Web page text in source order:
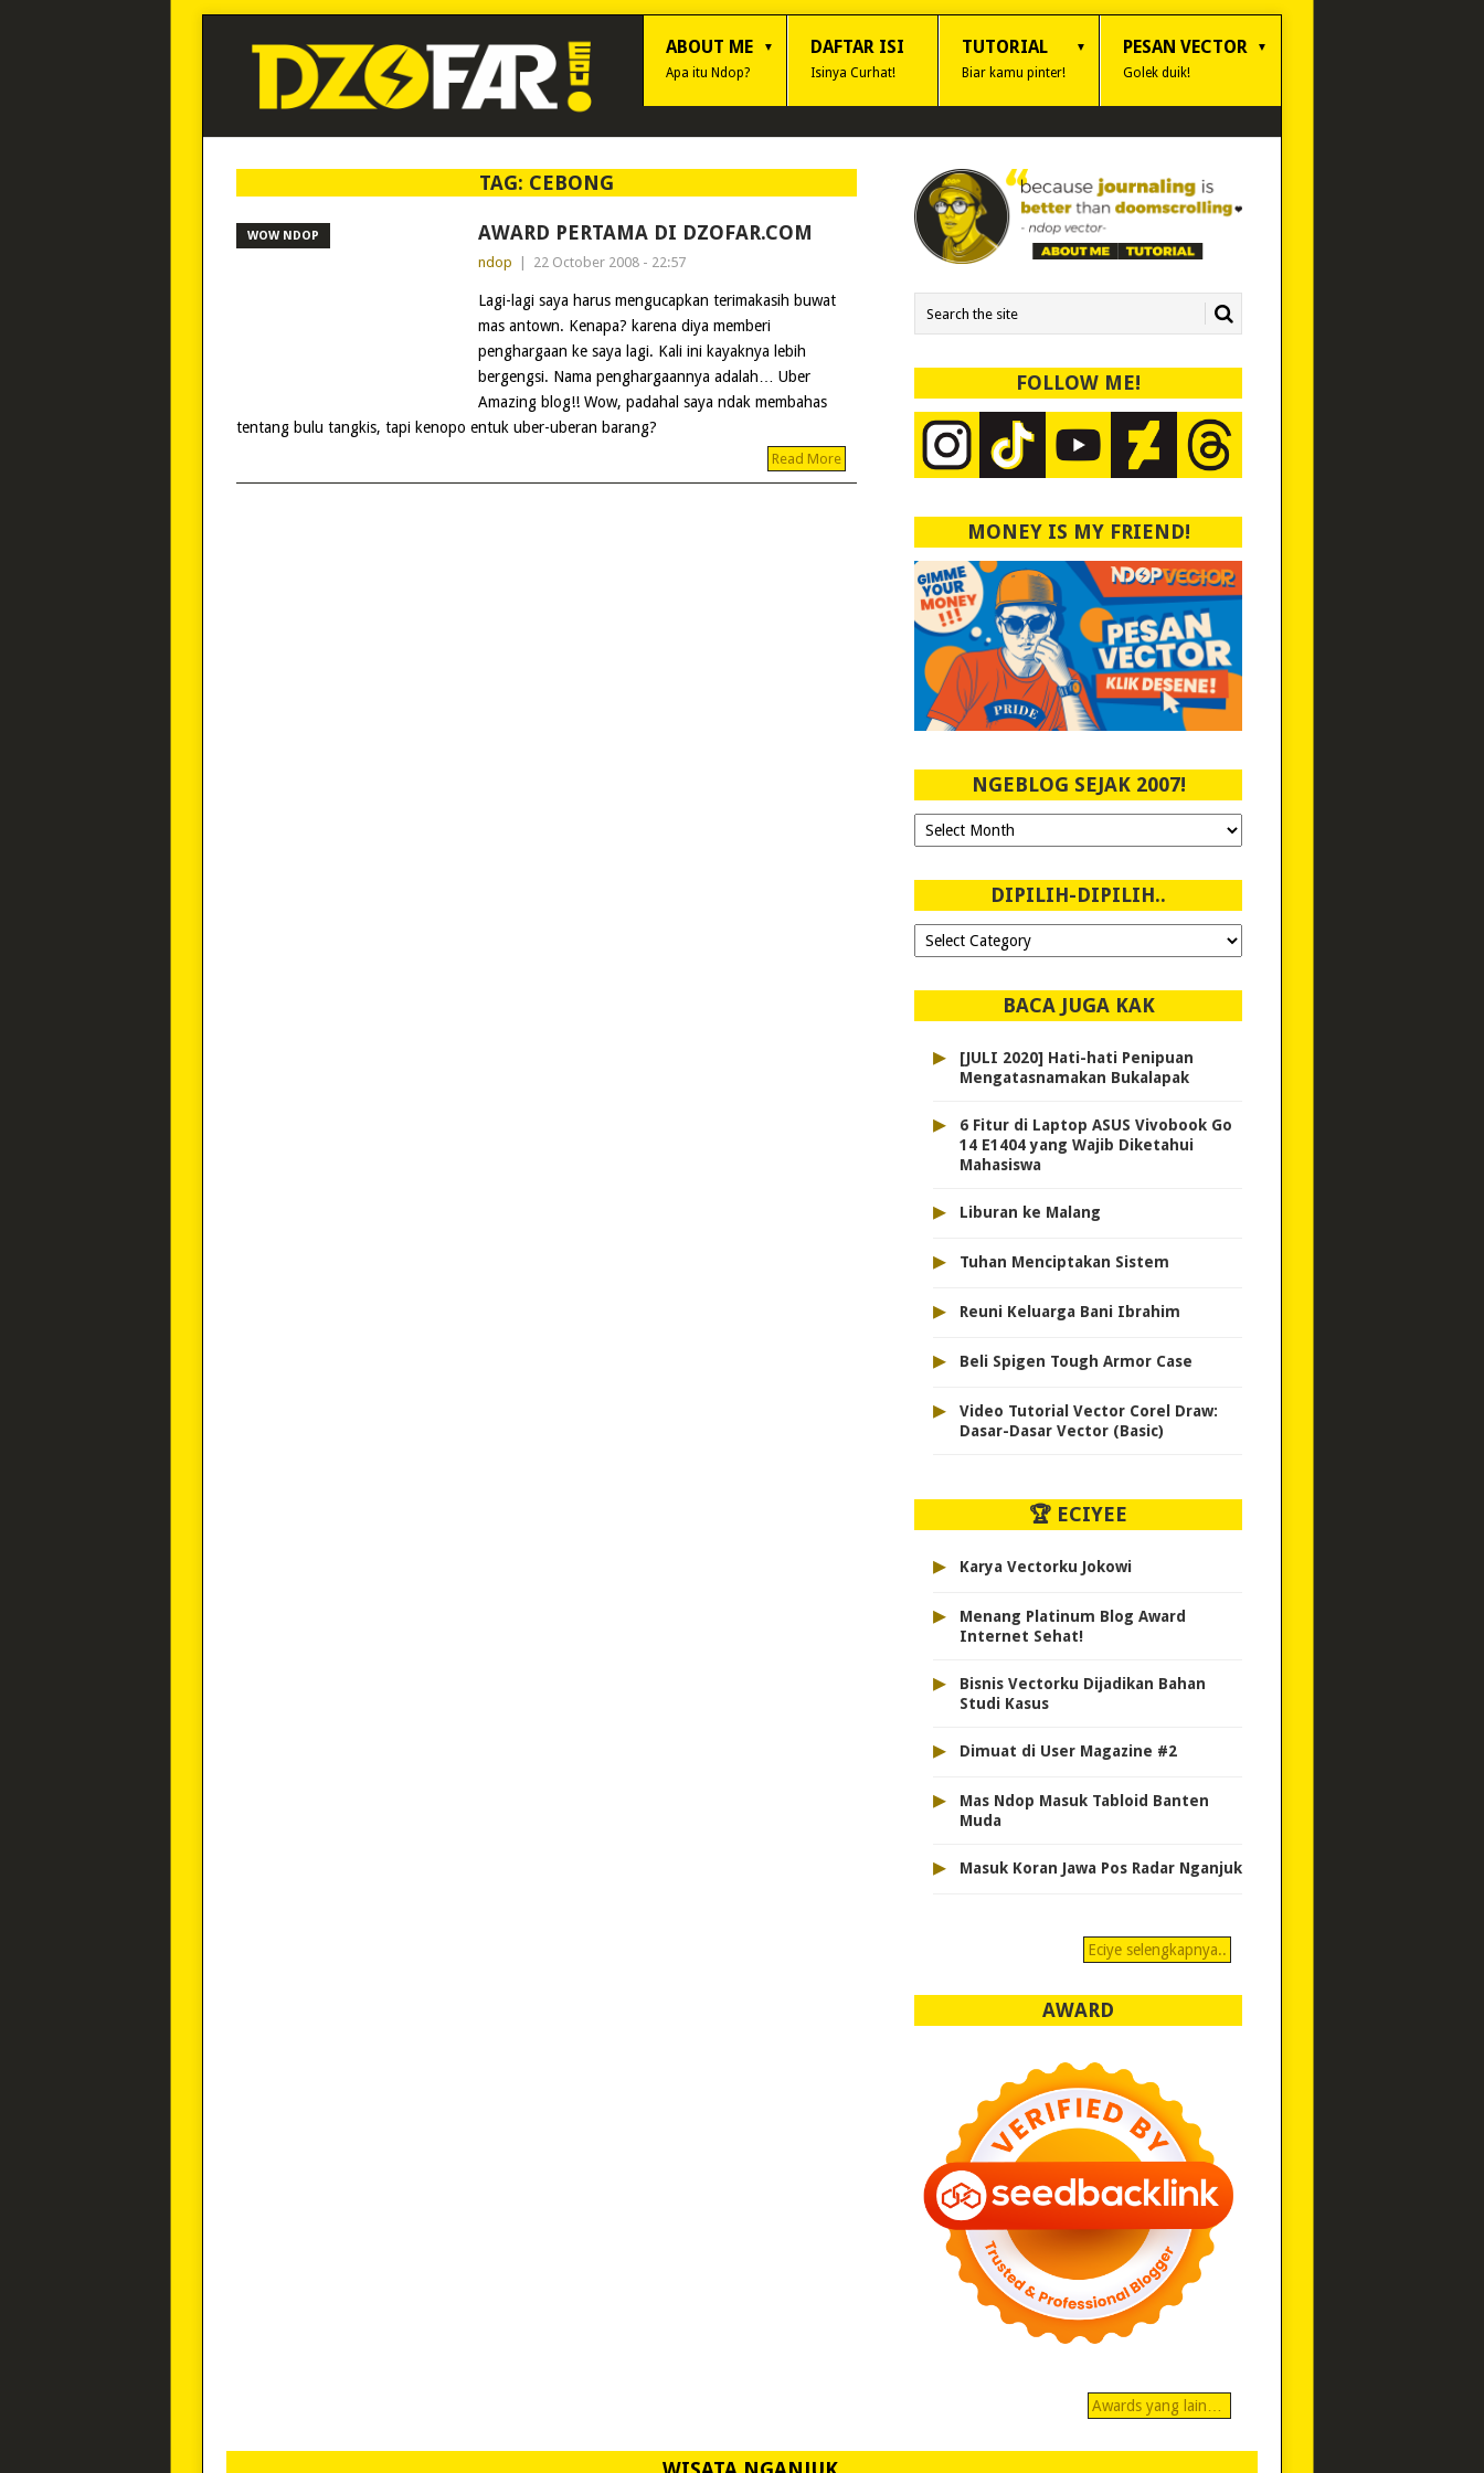
ABOUT ME
Apa itu Ndop?
DAFTAR ISI
Isinya Curhat!
TUTORIAL
Biar kamu pinter!
PESAN VECTOR
Golek duik!
TAG: CEBONG
WOW NDOP AWARD PERTAMA DI DZOFAR.COM
ndop 22 October 2008 - 22:57
Lagi-lagi saya harus mengucapkan terimakasih buwat
mas antown. Kenapa? karena diya memberi
penghargaan ke saya lagi. Kali ini kayaknya lebih
bergengsi. Nama penghargaannya adalah… Uber
Amazing blog!! Wow, padahal saya ndak membahas
tentang bulu tangkis, tapi kenopo entuk uber-uberan barang?
Read More
FOLLOW ME!
MONEY IS MY FRIEND!
NGEBLOG SEJAK 2007!
Ngeblog
Sejak
DIPILIH-DIPILIH..
Dipilih-
dipilih..
BACA JUGA KAK
▸
[JULI 2020] Hati-hati Penipuan
Mengatasnamakan Bukalapak
▸
6 Fitur di Laptop ASUS Vivobook Go
14 E1404 yang Wajib Diketahui
Mahasiswa
▸ Liburan ke Malang
▸ Tuhan Menciptakan Sistem
▸ Reuni Keluarga Bani Ibrahim
▸ Beli Spigen Tough Armor Case
▸
Video Tutorial Vector Corel Draw:
Dasar-Dasar Vector (Basic)
🏆 ECIYEE
▸ Karya Vectorku Jokowi
▸
Menang Platinum Blog Award
Internet Sehat!
▸
Bisnis Vectorku Dijadikan Bahan
Studi Kasus
▸ Dimuat di User Magazine #2
▸
Mas Ndop Masuk Tabloid Banten
Muda
▸ Masuk Koran Jawa Pos Radar Nganjuk
Eciye selengkapnya..
AWARD
Awards yang lain…